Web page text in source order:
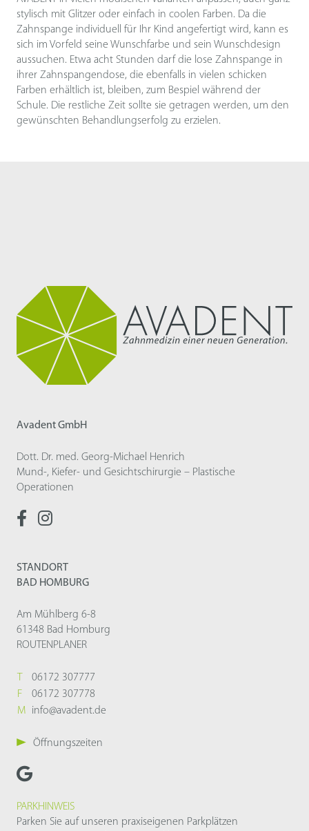
stylisch mit Glitzer oder einfach in coolen Farben. Da die
Zahnspange individuell für Ihr Kind angefertigt wird, kann es
sich im Vorfeld seine Wunschfarbe und sein Wunschdesign
aussuchen. Etwa acht Stunden darf die lose Zahnspange in
ihrer Zahnspangendose, die ebenfalls in vielen schicken
Farben erhältlich ist, bleiben, zum Bespiel während der
Schule. Die restliche Zeit sollte sie getragen werden, um den
gewünschten Behandlungserfolg zu erzielen.
Avadent GmbH
Dott. Dr. med. Georg-Michael Henrich
Mund-, Kiefer- und Gesichtschirurgie – Plastische
Operationen
STANDORT
BAD HOMBURG
Am Mühlberg 6-8
61348 Bad Homburg
ROUTENPLANER
T
06172 307777
F
06172 307778
M
info@avadent.de
Öffnungszeiten
PARKHINWEIS
Parken Sie auf unseren praxiseigenen Parkplätzen